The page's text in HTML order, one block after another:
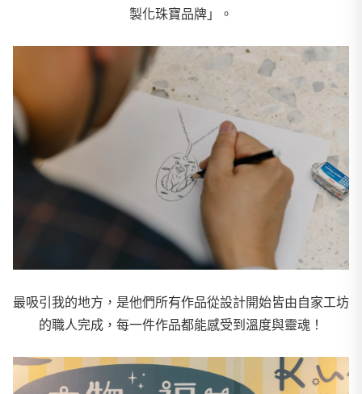
製化珠寶品牌」。
最吸引我的地方，是他們所有作品從設計開始皆由自家工坊
的職人完成，每一件作品都能感受到溫度與靈魂！